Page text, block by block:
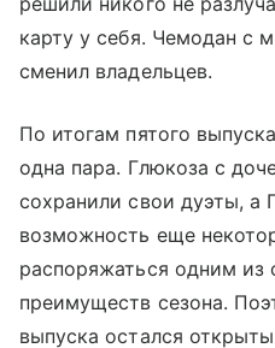
карту у себя. Чемодан с
сменил владельцев.
По итогам пятого
одна пара. Глюкоза с
сохранили свои дуэты, а
возможность еще
распоряжаться одним из
преимуществ сезона.
выпуска остался